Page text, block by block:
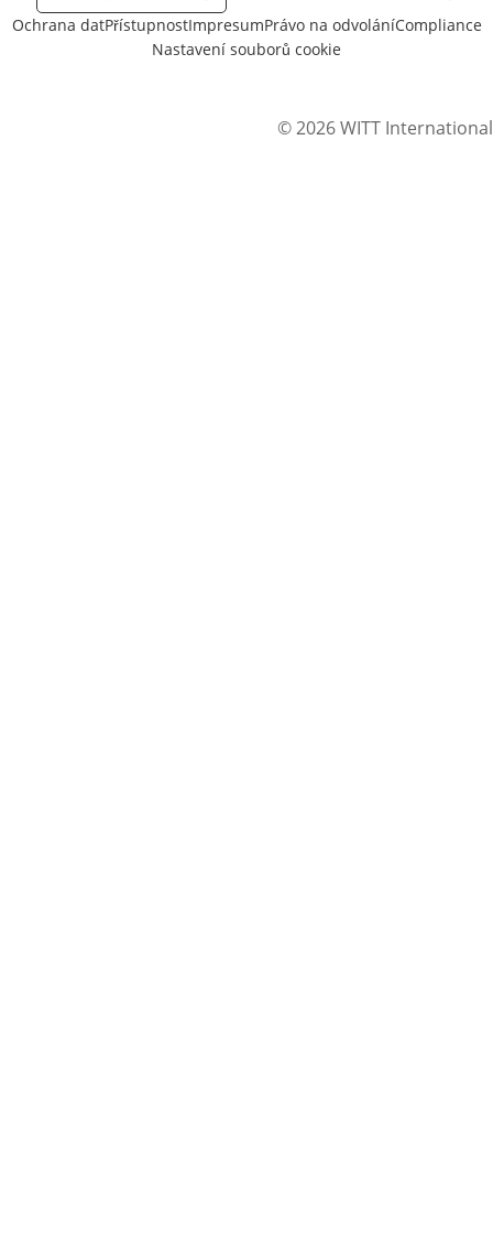
Ochrana datPřístupnostImpresumPrávo na odvoláníCompliance
Nastavení souborů cookie
© 2026 WITT International